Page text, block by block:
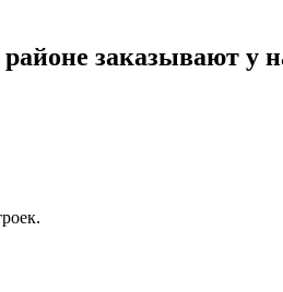
заказывают у